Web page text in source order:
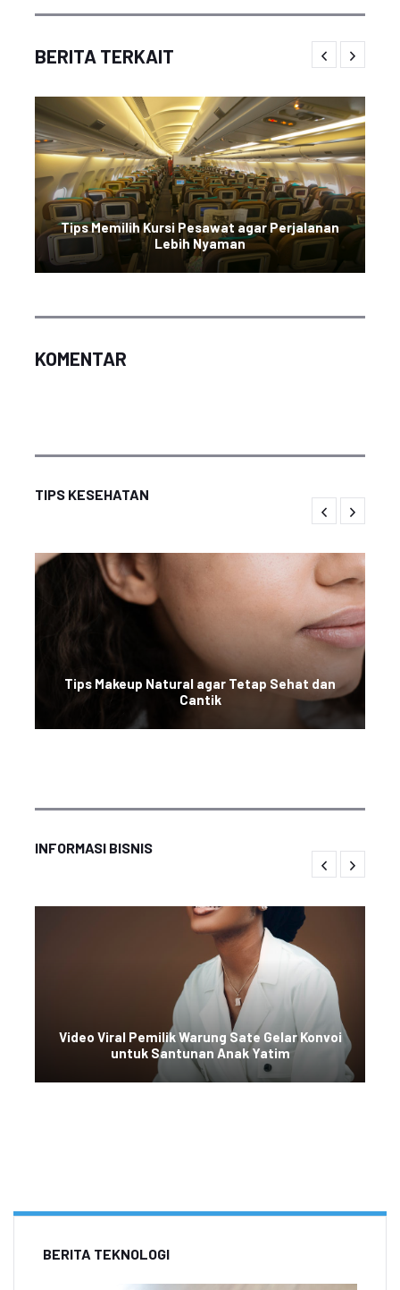
BERITA TERKAIT
Tips Memilih Kursi Pesawat agar Perjalanan
Lebih Nyaman
KOMENTAR
TIPS KESEHATAN
Tips Makeup Natural agar Tetap Sehat dan
Cantik
INFORMASI BISNIS
Video Viral Pemilik Warung Sate Gelar Konvoi
untuk Santunan Anak Yatim
BERITA TEKNOLOGI